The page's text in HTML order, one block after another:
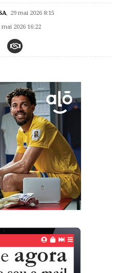
29 mai 2026 8:15
2026 16:22